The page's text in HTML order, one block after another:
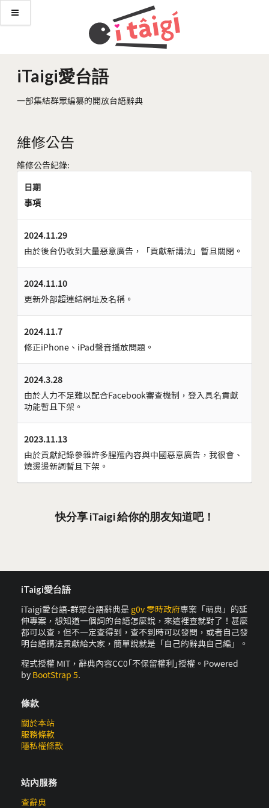
iTaigi愛台語
一部集結群眾編纂的開放台語辭典
維修公告
維修公告紀錄:
日期
事項
2024.11.29
由於後台仍收到大量惡意廣告，「貢獻新講法」暫且關閉。
2024.11.10
更新外部超連結網址及名稱。
2024.11.7
修正iPhone、iPad聲音播放問題。
2024.3.28
由於人力不足難以配合Facebook審查機制，登入具名貢獻
功能暫且下架。
2023.11.13
由於貢獻紀錄參雜許多腥羶內容與中國惡意廣告，我很會、
燒燙燙新詞暫且下架。
快分享 iTaigi 給你的朋友知道吧！
iTaigi愛台語
iTaigi愛台語-群眾台語辭典是 g0v 零時政府專案「萌典」的延
伸專案，想知道一個詞的台語怎麼說，來這裡查就對了！甚麼
都可以查，但不一定查得到，查不到時可以發問，或者自己發
明台語講法貢獻給大家，簡單說就是「自己的辭典自己編」。
程式授權 MIT，辭典內容CC0｢不保留權利｣授權。Powered
by BootStrap 5.
條款
關於本站
服務條款
隱私權條款
站內服務
查辭典